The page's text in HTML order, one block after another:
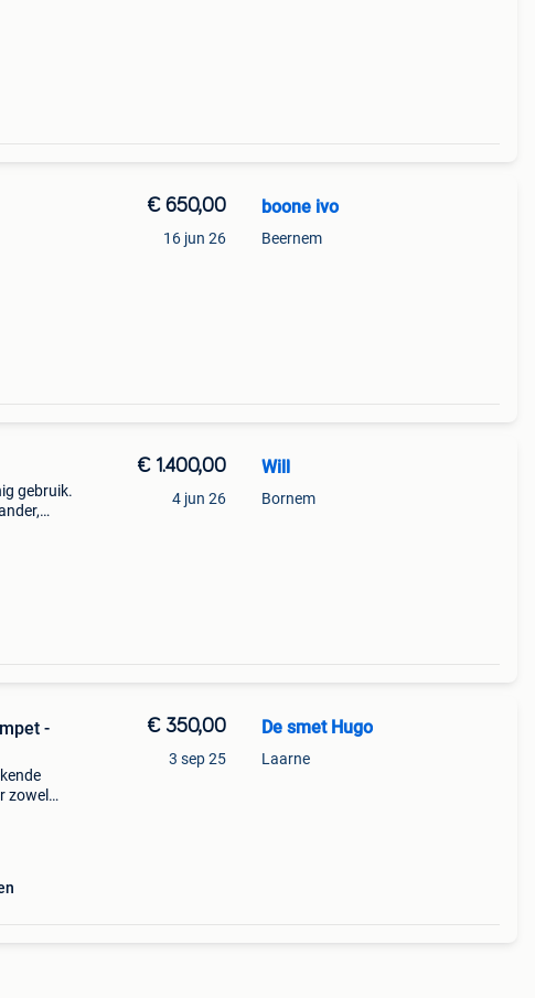
€ 650,00
16 jun 26
boone ivo
Beernem
gebruik.
€ 1.400,00
4 jun 26
Will
Bornem
zowel
€ 350,00
3 sep 25
De smet Hugo
Laarne